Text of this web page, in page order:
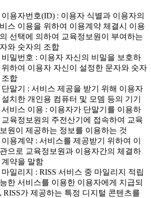
용자번호(ID) : 이용자 식별과 이용자의
스 이용을 위하여 이용계약 체결시 이용
선택에 의하여 교육정보원이 부여하는
와 숫자의 조합
밀번호 : 이용자 자신의 비밀을 보호하
위하여 이용자 자신이 설정한 문자와 숫자
조합
말기 : 서비스 제공을 받기 위해 이용자
설치한 개인용 컴퓨터 및 모뎀 등의 기기
비스 이용 : 이용자가 단말기를 이용하
교육정보원의 주전산기에 접속하여 교육
원이 제공하는 정보를 이용하는 것
용계약 : 서비스를 제공받기 위하여 이
으로 교육정보원과 이용자간의 체결하
계약을 말함
일리지 : RISS 서비스 중 마일리지 적립
한 서비스를 이용한 이용자에게 지급되
RISS가 제공하는 특정 디지털 콘텐츠를